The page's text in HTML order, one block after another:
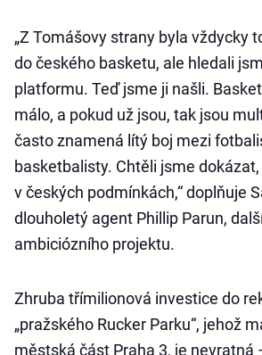
„Z Tomášovy strany byla vždycky
do českého basketu, ale hledali
platformu. Teď jsme ji našli.
málo, a pokud už jsou, tak jsou
často znamená lítý boj mezi
basketbalisty. Chtěli jsme dokázat,
v českých podmínkách,“ doplňuje
dlouholetý agent Phillip Parun,
ambiciózního projektu.
Zhruba třímilionová investice do
„pražského Rucker Parku“, jehož
městská část Praha 3, je nevratná